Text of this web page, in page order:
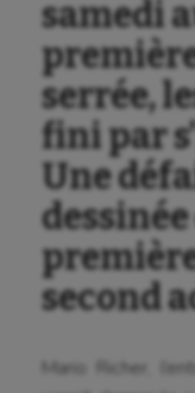
samedi
serrée,
fini par
Une
second
Mario Richer,